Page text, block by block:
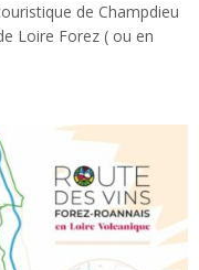
de Champdieu
Loire Forez ( ou en